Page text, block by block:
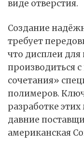
виде отверстия.
Создание
требует
что дисплеи
производиться
сочетания»
полимеров.
разработке
давние
американская